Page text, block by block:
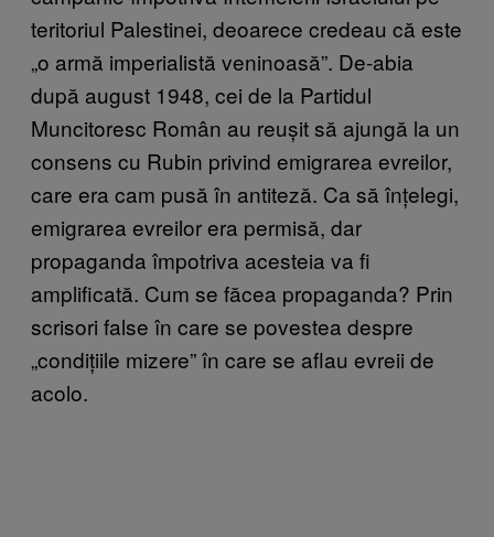
teritoriul Palestinei, deoarece credeau că este
„o armă imperialistă veninoasă”. De-abia
după august 1948, cei de la Partidul
Muncitoresc Român au reușit să ajungă la un
consens cu Rubin privind emigrarea evreilor,
care era cam pusă în antiteză. Ca să înțelegi,
emigrarea evreilor era permisă, dar
propaganda împotriva acesteia va fi
amplificată. Cum se făcea propaganda? Prin
scrisori false în care se povestea despre
„condițiile mizere” în care se aflau evreii de
acolo.